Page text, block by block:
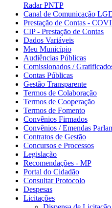
Radar PNTP
Canal de Comunicação
Prestação de Contas -
CIP - Prestação de Contas
Dados Variáveis
Meu Município
Audiências Públicas
Comissionados /
Contas Públicas
Gestão Transparente
Termos de Colaboração
Termos de Cooperação
Termos de Fomento
Convênios Firmados
Convênios / Emendas
Contratos de Gestão
Concursos e Processos
Legislação
Recomendações - MP
Portal do Cidadão
Consultar Protocolo
Despesas
Licitações